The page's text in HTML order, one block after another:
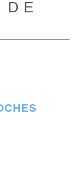
de navegación